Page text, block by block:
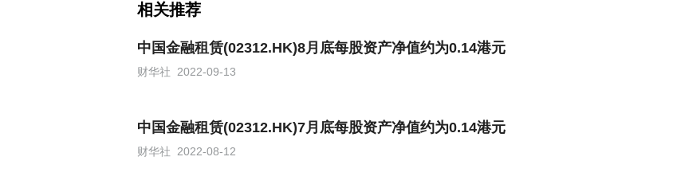
相关推荐
中国金融租赁(02312.HK)8月底每股资产净值约为0.14港元
财华社 2022-09-13
中国金融租赁(02312.HK)7月底每股资产净值约为0.14港元
财华社 2022-08-12